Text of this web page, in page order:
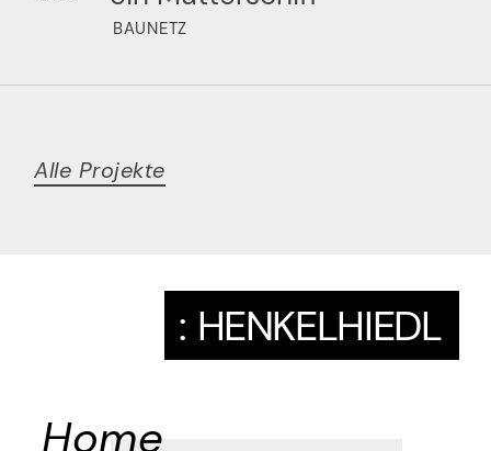
BAUNETZ
Alle Projekte
: HENKELHIEDL
Home